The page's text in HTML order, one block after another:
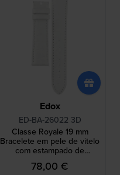
Edox
ED-BA-26022 3D
Classe Royale 19 mm
Bracelete em pele de vitelo
com estampado de
crocodilo branco sem fivela
78,00 €